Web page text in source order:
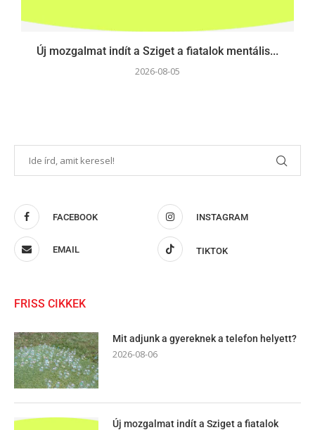
Új mozgalmat indít a Sziget a fiatalok mentális...
2026-08-05
FACEBOOK INSTAGRAM
EMAIL TIKTOK
FRISS CIKKEK
Mit adjunk a gyereknek a telefon helyett?
2026-08-06
Új mozgalmat indít a Sziget a fiatalok